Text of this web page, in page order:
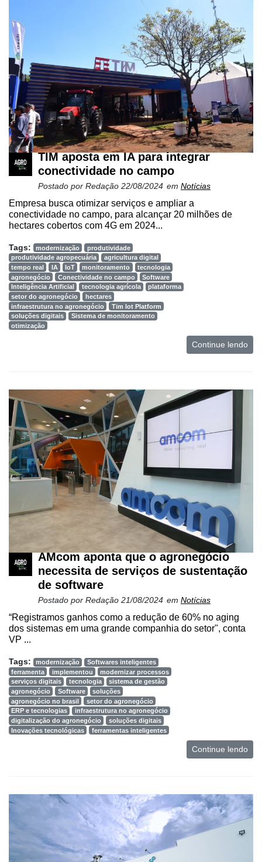
TIM aposta em IA para integrar
conectividade no campo
Postado por Redação 22/08/2024 em Notícias
Empresa busca otimizar serviços e ampliar a
conectividade no campo, para alcançar 20 milhões de
hectares cobertos com 4G em 2024...
Tags: modernização
produtividade
produtividade agropecuária
agricultura digital
tempo real
IA IoT monitoramento
tecnologia
agronegócio
Conectividade no campo
Software
Inteligência Artificial
tecnologia agrícola
plataforma
setor do agronegócio
hectares
infraestrutura no agronegócio
Tim Iot Platform
soluções digitais
Sistema de monitoramento
otimização
Continue lendo
AMcom aponta que o agronegócio
necessita de serviços de sustentação
de software
Postado por Redação 21/08/2024 em Notícias
“Registramos ganhos como a redução de 60% no aging
dos sistemas em uma grande companhia do setor", conta
VP ...
Tags: modernização
Softwares inteligentes
ferramenta
implementou
modernizar processos
serviços digitais
tecnologia
sistema de gestão
agronegócio
Software
soluções
agronegócio no brasil
setor do agronegócio
ERP e tecnologias
infraestrutura no agronegócio
digitalização do agronegócio
soluções digitais
Inovações tecnológicas
ferramentas inteligentes
Continue lendo